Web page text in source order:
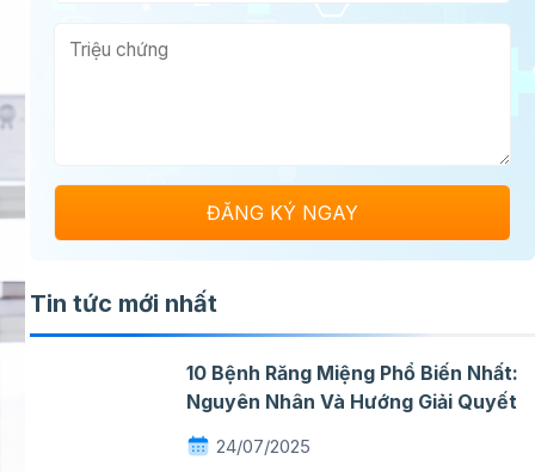
Tin tức mới nhất
10 Bệnh Răng Miệng Phổ Biến Nhất:
Nguyên Nhân Và Hướng Giải Quyết
24/07/2025